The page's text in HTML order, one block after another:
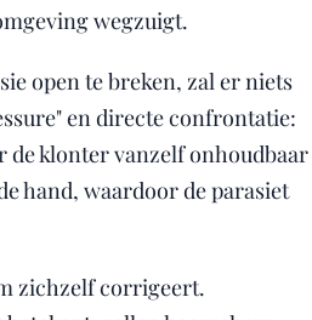
wegzuigt.
open te breken, zal er niets
en directe confrontatie:
de klonter vanzelf onhoudbaar
hand, waardoor de parasiet
zichzelf corrigeert.